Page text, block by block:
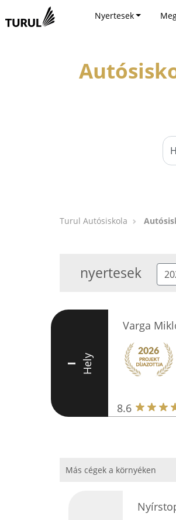
Nyertesek
Turul Autósiskola
nyertesek
I Hely
Varga
8.6
Más cégek a környéken